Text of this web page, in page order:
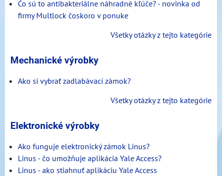
Čo sú to antibakteriálne náhradné kľúče? - novinka od
firmy Multlock čoskoro v ponuke
Všetky otázky z tejto kategórie
Mechanické výrobky
Ako si vybrať zadlabávací zámok?
Všetky otázky z tejto kategórie
Elektronické výrobky
Ako funguje elektronický zámok Linus?
Linus - čo umožňuje aplikácia Yale Access?
Linus - ako stiahnuť aplikáciu Yale Access